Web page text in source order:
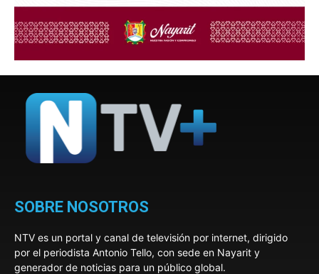
SOBRE NOSOTROS
NTV es un portal y canal de televisión por internet, dirigido
por el periodista Antonio Tello, con sede en Nayarit y
generador de noticias para un público global.